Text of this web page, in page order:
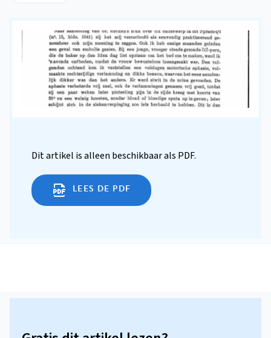
Dit artikel is alleen beschikbaar als PDF.
LEES DE PDF